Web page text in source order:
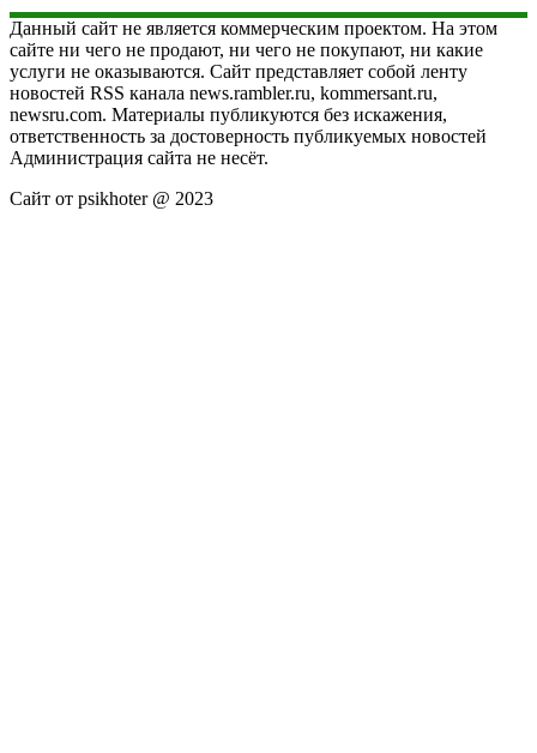
Данный сайт не является коммерческим проектом. На этом
сайте ни чего не продают, ни чего не покупают, ни какие
услуги не оказываются. Сайт представляет собой ленту
новостей RSS канала news.rambler.ru, kommersant.ru,
newsru.com. Материалы публикуются без искажения,
ответственность за достоверность публикуемых новостей
Администрация сайта не несёт.
Сайт от psikhoter @ 2023